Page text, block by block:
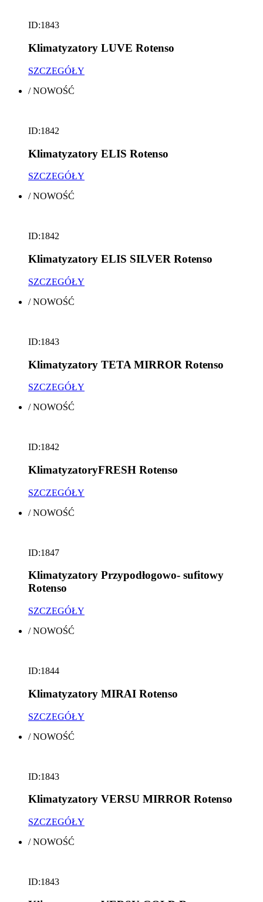
ID:1843
Klimatyzatory LUVE Rotenso
SZCZEGÓŁY
/NOWOŚĆ
ID:1842
Klimatyzatory ELIS Rotenso
SZCZEGÓŁY
/NOWOŚĆ
ID:1842
Klimatyzatory ELIS SILVER Rotenso
SZCZEGÓŁY
/NOWOŚĆ
ID:1843
Klimatyzatory TETA MIRROR Rotenso
SZCZEGÓŁY
/NOWOŚĆ
ID:1842
KlimatyzatoryFRESH Rotenso
SZCZEGÓŁY
/NOWOŚĆ
ID:1847
Klimatyzatory Przypodłogowo- sufitowy
Rotenso
SZCZEGÓŁY
/NOWOŚĆ
ID:1844
Klimatyzatory MIRAI Rotenso
SZCZEGÓŁY
/NOWOŚĆ
ID:1843
Klimatyzatory VERSU MIRROR Rotenso
SZCZEGÓŁY
/NOWOŚĆ
ID:1843